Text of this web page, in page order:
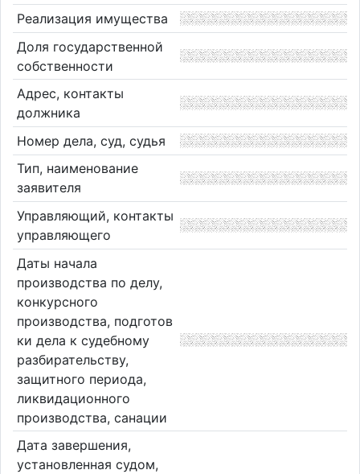
Реализация имущества
Доля государственной
собственности
Адрес, контакты
должника
Номер дела, суд, судья
Тип, наименование
заявителя
Управляющий, контакты
управляющего
Даты начала
производства по делу,
конкурсного
производства, подготов
ки дела к судебному
разбирательству,
защитного периода,
ликвидационного
производства, санации
Дата завершения,
установленная судом,